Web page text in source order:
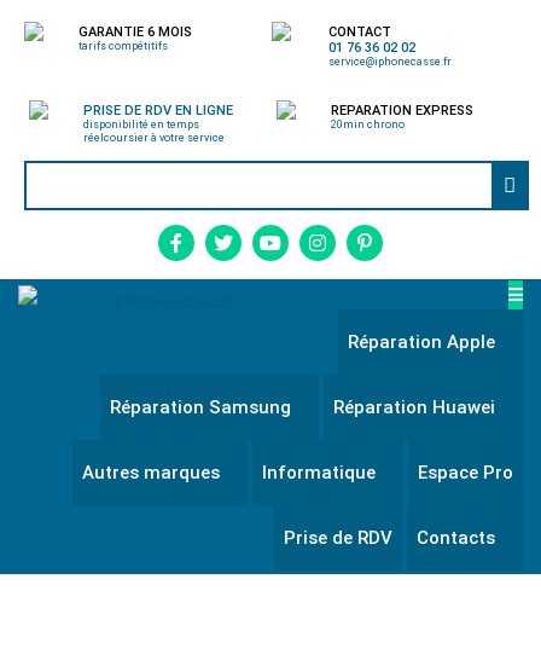
GARANTIE 6 MOIS
tarifs compétitifs
CONTACT
01 76 36 02 02
service@iphonecasse.fr
PRISE DE RDV EN LIGNE
disponibilité en temps
réelcoursier à votre service
REPARATION EXPRESS
20min chrono
Réparation Apple
Réparation Samsung Réparation Huawei
Autres marques Informatique Espace Pro
Prise de RDV Contacts